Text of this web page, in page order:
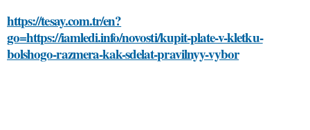
https://tesay.com.tr/en?
go=https://iamledi.info/novosti/kupit-plate-v-kletku-
bolshogo-razmera-kak-sdelat-pravilnyy-vybor